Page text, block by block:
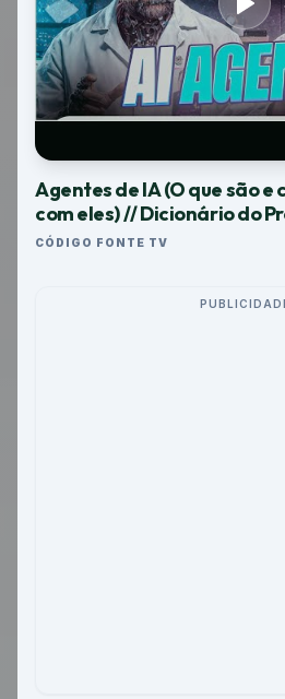
Agentes de IA (O que são
com eles) // Dicionário do
CÓDIGO FONTE TV